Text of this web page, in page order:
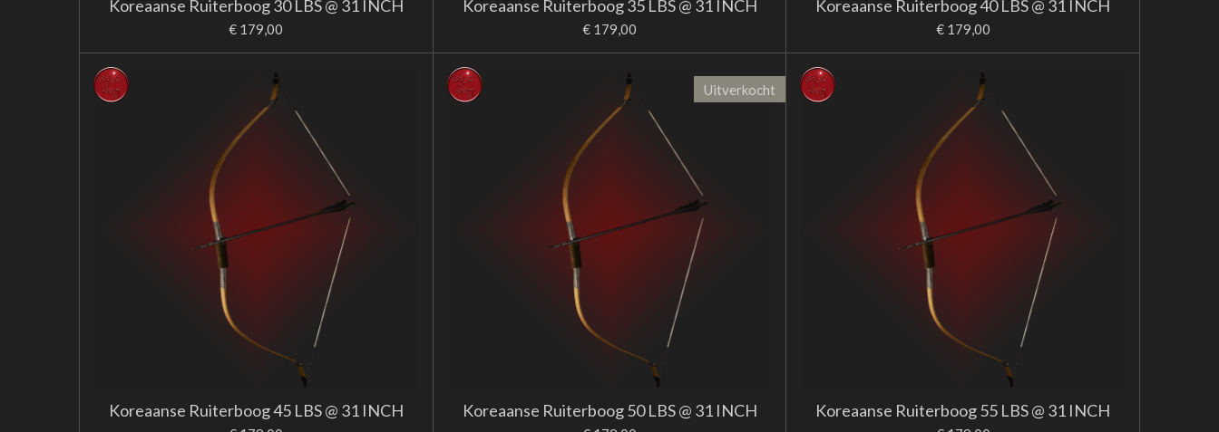
Koreaanse Ruiterboog 30 LBS @ 31 INCH
€ 179,00
Koreaanse Ruiterboog 35 LBS @ 31 INCH
€ 179,00
Koreaanse Ruiterboog 40 LBS @ 31 INCH
€ 179,00
Koreaanse Ruiterboog 45 LBS @ 31 INCH
Uitverkocht
Koreaanse Ruiterboog 50 LBS @ 31 INCH Koreaanse Ruiterboog 55 LBS @ 31 INCH